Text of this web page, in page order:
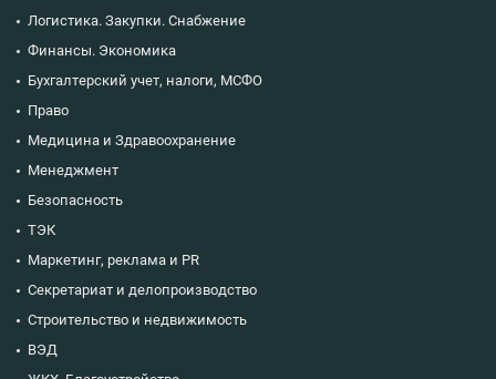
Логистика. Закупки. Снабжение
Финансы. Экономика
Бухгалтерский учет, налоги, МСФО
Право
Медицина и Здравоохранение
Менеджмент
Безопасность
ТЭК
Маркетинг, реклама и PR
Секретариат и делопроизводство
Строительство и недвижимость
ВЭД